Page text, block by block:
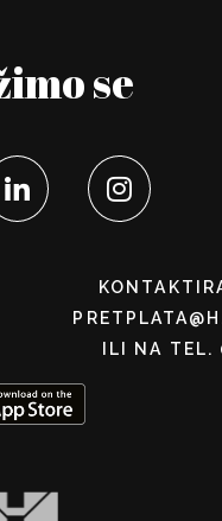
se
ILI NA